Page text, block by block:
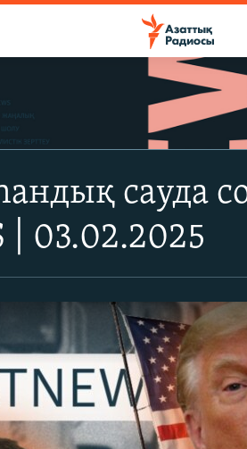
сауда
| 03.02.2025